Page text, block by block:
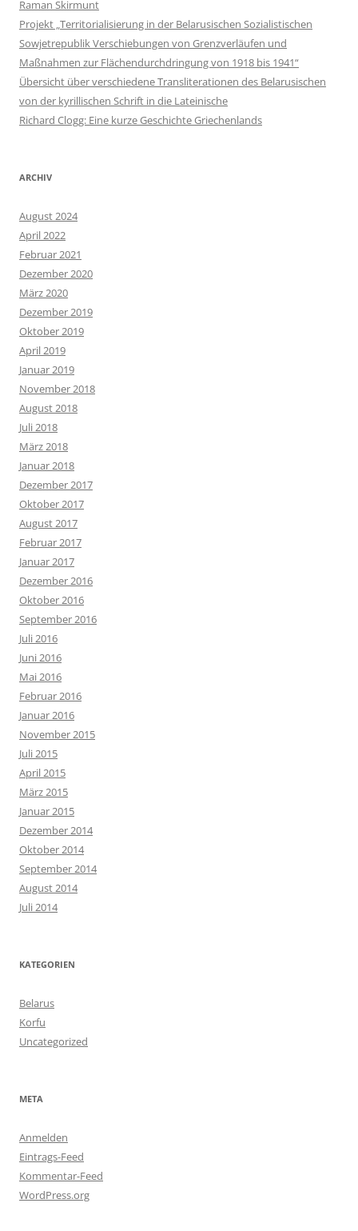
Raman Skirmunt
Projekt „Territorialisierung in der Belarusischen Sozialistischen
Sowjetrepublik Verschiebungen von Grenzverläufen und
Maßnahmen zur Flächendurchdringung von 1918 bis 1941“
Übersicht über verschiedene Transliterationen des Belarusischen
von der kyrillischen Schrift in die Lateinische
Richard Clogg: Eine kurze Geschichte Griechenlands
ARCHIV
August 2024
April 2022
Februar 2021
Dezember 2020
März 2020
Dezember 2019
Oktober 2019
April 2019
Januar 2019
November 2018
August 2018
Juli 2018
März 2018
Januar 2018
Dezember 2017
Oktober 2017
August 2017
Februar 2017
Januar 2017
Dezember 2016
Oktober 2016
September 2016
Juli 2016
Juni 2016
Mai 2016
Februar 2016
Januar 2016
November 2015
Juli 2015
April 2015
März 2015
Januar 2015
Dezember 2014
Oktober 2014
September 2014
August 2014
Juli 2014
KATEGORIEN
Belarus
Korfu
Uncategorized
META
Anmelden
Eintrags-Feed
Kommentar-Feed
WordPress.org